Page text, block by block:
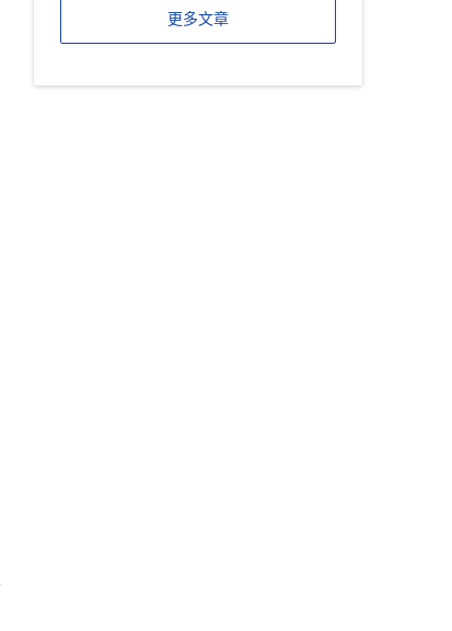
更多文章